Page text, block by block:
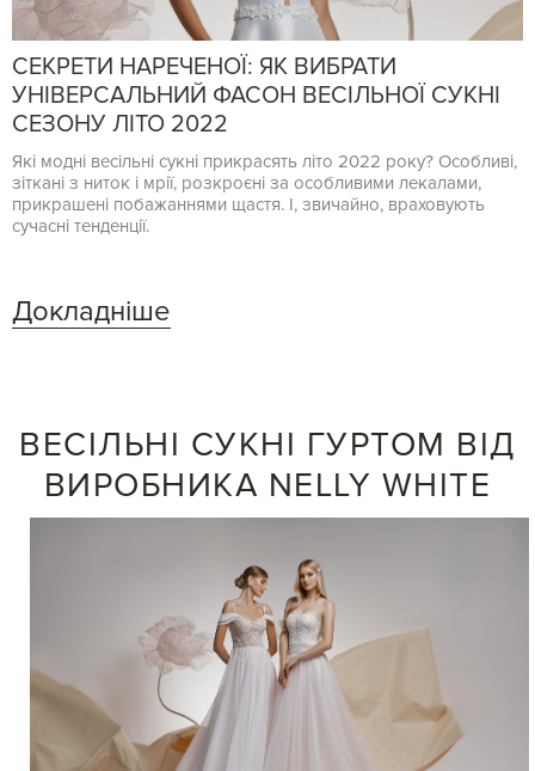
СЕКРЕТИ НАРЕЧЕНОЇ: ЯК ВИБРАТИ
УНІВЕРСАЛЬНИЙ ФАСОН ВЕСІЛЬНОЇ СУКНІ
СЕЗОНУ ЛІТО 2022
Які модні весільні сукні прикрасять літо 2022 року? Особливі,
зіткані з ниток і мрії, розкроєні за особливими лекалами,
прикрашені побажаннями щастя. І, звичайно, враховують
сучасні тенденції.
Докладніше
ВЕСІЛЬНІ СУКНІ ГУРТОМ ВІД
ВИРОБНИКА NELLY WHITE